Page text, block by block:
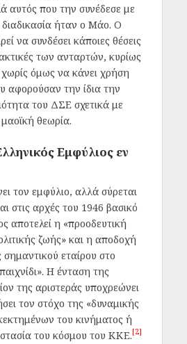
αυτός που την συνέδεσε με
ήταν ο Μάο. Ο
να συνδέσει κάποιες θέσεις
των ανταρτών, κυρίως
χωρίς όμως να κάνει χρήση
αφορούσαν την ίδια την
του ΔΣΕ σχετικά με
θεωρία.
Εμφύλιος εν
τον εμφύλιο, αλλά σύρεται
στις αρχές του 1946 βασικό
αποτελεί η «προοδευτική
ζωής» και η αποδοχή
εταίρου στο
Η ένταση της
της αριστεράς υποχρεώνει
τον στόχο της «δυναμικής
του κινήματος ή
του κόσμου του ΚΚΕ.[2]